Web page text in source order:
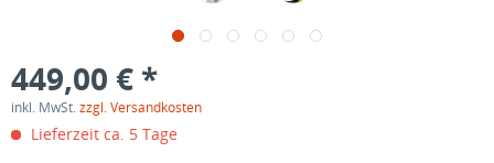
449,00 € *
inkl. MwSt.zzgl. Versandkosten
Lieferzeit ca. 5 Tage